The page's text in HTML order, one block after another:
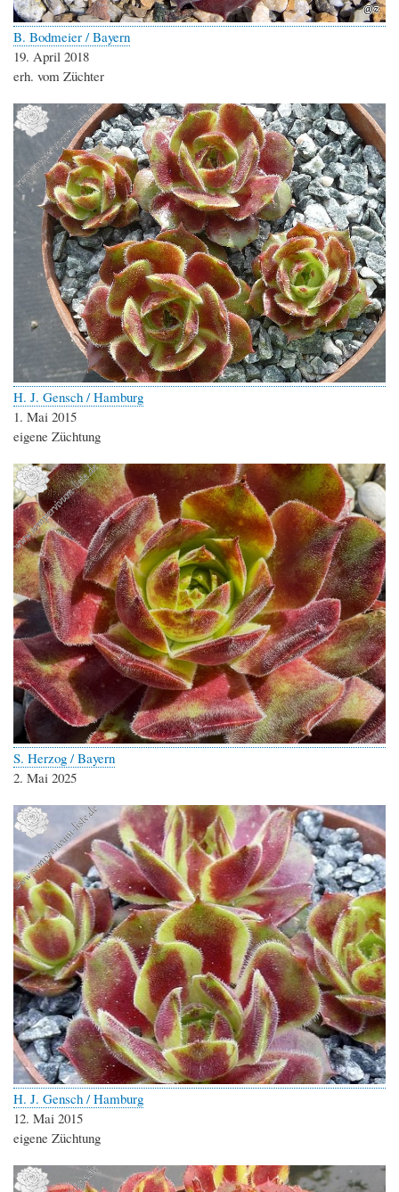
B. Bodmeier / Bayern
19. April 2018
erh. vom Züchter
H. J. Gensch / Hamburg
1. Mai 2015
eigene Züchtung
S. Herzog / Bayern
2. Mai 2025
H. J. Gensch / Hamburg
12. Mai 2015
eigene Züchtung